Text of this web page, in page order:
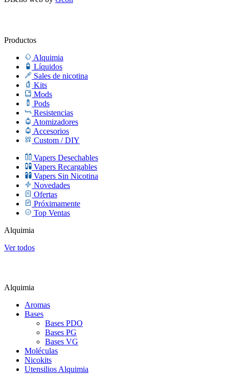
Productos
Alquimia
Líquidos
Sales de nicotina
Kits
Mods
Pods
Resistencias
Atomizadores
Accesorios
Custom / DIY
Vapers Desechables
Vapers Recargables
Vapers Sin Nicotina
Novedades
Ofertas
Próximamente
Top Ventas
Alquimia
Ver todos
Alquimia
Aromas
Bases
Bases PDO
Bases PG
Bases VG
Moléculas
Nicokits
Utensilios Alquimia